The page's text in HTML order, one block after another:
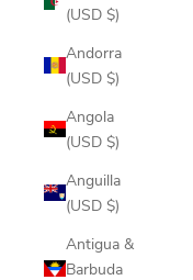
(USD $)
Andorra
(USD $)
Angola
(USD $)
Anguilla
(USD $)
Antigua &
Barbuda